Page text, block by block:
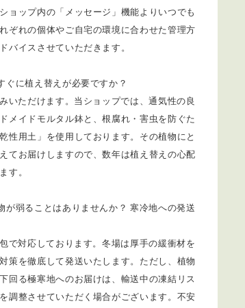
ョップ内の「メッセージ」機能よりいつでも
ぞれの個体やご自宅の環境に合わせた管理方
バイスさせていただきます。
ぐに植え替えが必要ですか？
いただけます。当ショップでは、通気性の良
メイドモルタル鉢と、根腐れ・害虫を防ぐた
性用土」を使用しております。その植物にと
てお届けしますので、数年は植え替えの心配
す。
が弱ることはありませんか？ 寒冷地への発送
で対応しております。冬場は厚手の緩衝材を
策を徹底して発送いたします。ただし、植物
回る極寒地へのお届けは、輸送中の凍結リス
調整させていただく場合がございます。不安